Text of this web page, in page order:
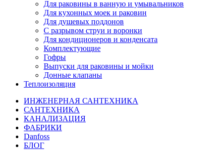
Для раковины в ванную и умывальников
Для кухонных моек и раковин
Для душевых поддонов
С разрывом струи и воронки
Для кондиционеров и конденсата
Комплектующие
Гофры
Выпуски для раковины и мойки
Донные клапаны
Теплоизоляция
ИНЖЕНЕРНАЯ САНТЕХНИКА
САНТЕХНИКА
КАНАЛИЗАЦИЯ
ФАБРИКИ
Danfoss
БЛОГ